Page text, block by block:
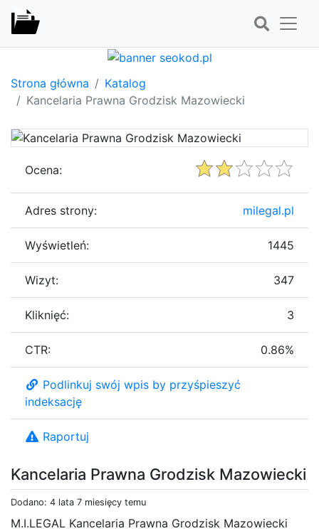
Strona główna
Katalog
Kancelaria Prawna Grodzisk Mazowiecki
Kancelaria Prawna Grodzisk Mazowiecki
Dodano: 4 lata 7 miesięcy temu
M.I.LEGAL Kancelaria Prawna Grodzisk Mazowiecki
Ocena:
Adres strony: milegal.pl
Wyświetleń: 1445
Wizyt: 347
Kliknięć: 3
CTR: 0.86%
Podlinkuj swój wpis by przyśpieszyć
indeksację
Raportuj